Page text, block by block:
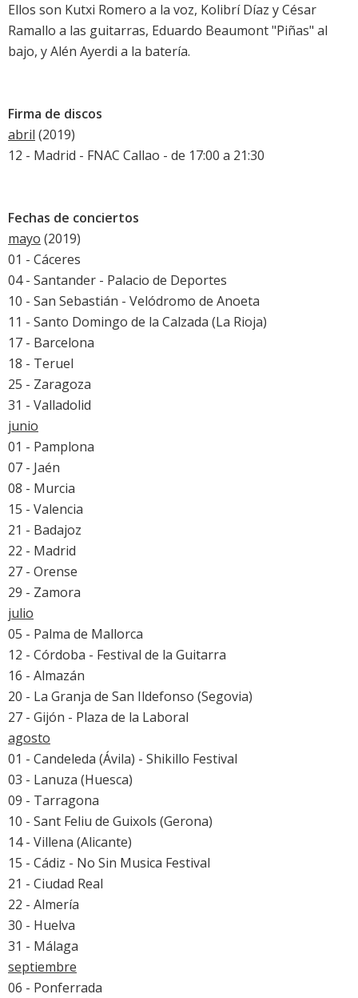
Ellos son Kutxi Romero a la voz, Kolibrí Díaz y César
Ramallo a las guitarras, Eduardo Beaumont "Piñas" al
bajo, y Alén Ayerdi a la batería.
Firma de discos
abril (2019)
12 - Madrid - FNAC Callao - de 17:00 a 21:30
Fechas de conciertos
mayo (2019)
01 - Cáceres
04 - Santander - Palacio de Deportes
10 - San Sebastián - Velódromo de Anoeta
11 - Santo Domingo de la Calzada (La Rioja)
17 - Barcelona
18 - Teruel
25 - Zaragoza
31 - Valladolid
junio
01 - Pamplona
07 - Jaén
08 - Murcia
15 - Valencia
21 - Badajoz
22 - Madrid
27 - Orense
29 - Zamora
julio
05 - Palma de Mallorca
12 - Córdoba - Festival de la Guitarra
16 - Almazán
20 - La Granja de San Ildefonso (Segovia)
27 - Gijón - Plaza de la Laboral
agosto
01 - Candeleda (Ávila) - Shikillo Festival
03 - Lanuza (Huesca)
09 - Tarragona
10 - Sant Feliu de Guixols (Gerona)
14 - Villena (Alicante)
15 - Cádiz - No Sin Musica Festival
21 - Ciudad Real
22 - Almería
30 - Huelva
31 - Málaga
septiembre
06 - Ponferrada